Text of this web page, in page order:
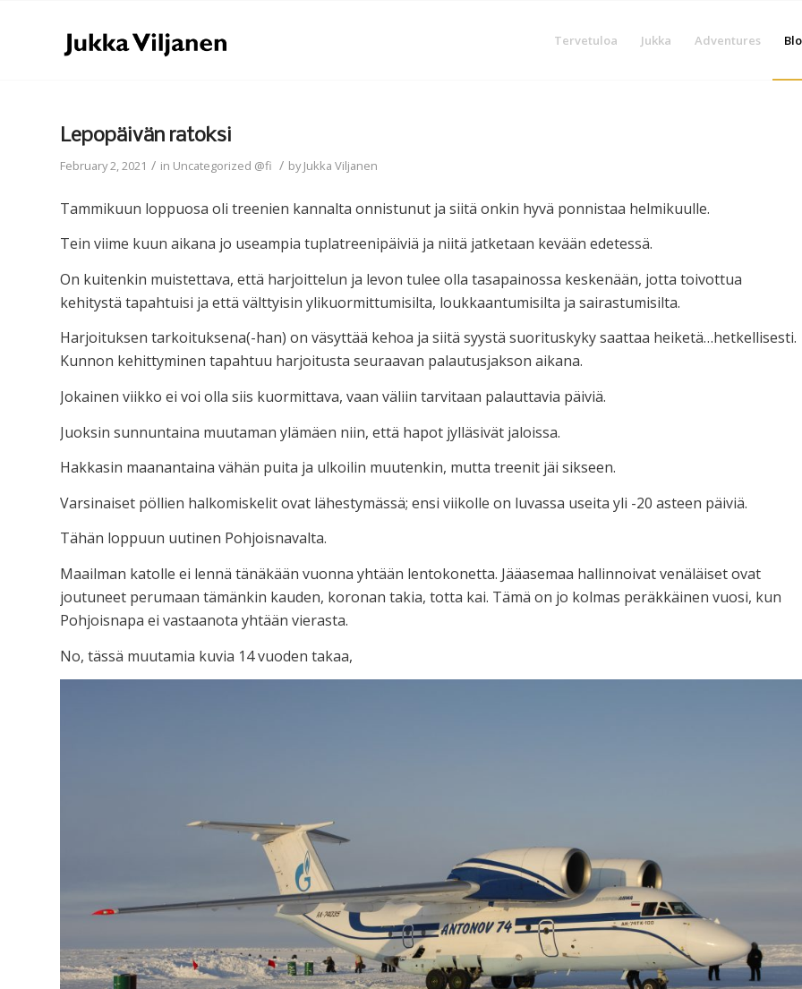
Tervetuloa Jukka Adventures
Lepopäivän ratoksi
February 2, 2021 / in Uncategorized @fi / byJukka Viljanen
Tammikuun loppuosa oli treenien kannalta onnistunut ja siitä onkin hyvä ponnistaa helmikuulle.
Tein viime kuun aikana jo useampia tuplatreenipäiviä ja niitä jatketaan kevään edetessä.
On kuitenkin muistettava, että harjoittelun ja levon tulee olla tasapainossa keskenään, jotta toivottua
kehitystä tapahtuisi ja että välttyisin ylikuormittumisilta, loukkaantumisilta ja sairastumisilta.
Harjoituksen tarkoituksena(-han) on väsyttää kehoa ja siitä syystä suorituskyky saattaa heiketä…hetkellisesti.
Kunnon kehittyminen tapahtuu harjoitusta seuraavan palautusjakson aikana.
Jokainen viikko ei voi olla siis kuormittava, vaan väliin tarvitaan palauttavia päiviä.
Juoksin sunnuntaina muutaman ylämäen niin, että hapot jylläsivät jaloissa.
Hakkasin maanantaina vähän puita ja ulkoilin muutenkin, mutta treenit jäi sikseen.
Varsinaiset pöllien halkomiskelit ovat lähestymässä; ensi viikolle on luvassa useita yli -20 asteen päiviä.
Tähän loppuun uutinen Pohjoisnavalta.
Maailman katolle ei lennä tänäkään vuonna yhtään lentokonetta. Jääasemaa hallinnoivat venäläiset ovat
joutuneet perumaan tämänkin kauden, koronan takia, totta kai. Tämä on jo kolmas peräkkäinen vuosi, kun
Pohjoisnapa ei vastaanota yhtään vierasta.
No, tässä muutamia kuvia 14 vuoden takaa,